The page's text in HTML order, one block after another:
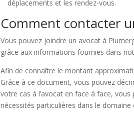
déplacements et les rendez-vous.
Comment contacter
Vous pouvez joindre un avocat à
grâce aux informations fournies dans
Afin de connaître le montant
Grâce à ce document, vous pouvez
votre cas à l’avocat en face à face,
nécessités particulières dans le